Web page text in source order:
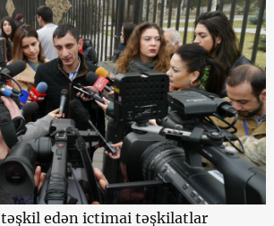
təşkil edən ictimai təşkilatlar